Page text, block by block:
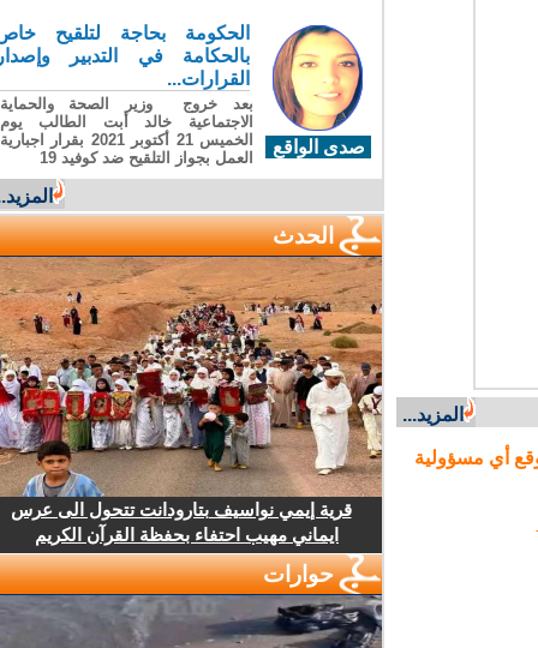
المزيد...
أي مسؤولية
صدى الواقع
الحكومة بحاجة لتلقيح خاص
بالحكامة في التدبير وإصدار
القرارات...
بعد خروج وزير الصحة والحماية
الاجتماعية خالد أبت الطالب يوم
الخميس 21 أكتوبر 2021 بقرار اجبارية
العمل بجواز التلقيح ضد كوفيد 19
المزيد...
الحدث
قرية إيمي نواسيف بتارودانت تتحول الى عرس
ايماني مهيب احتفاء بحفظة القرآن الكريم
حوارات